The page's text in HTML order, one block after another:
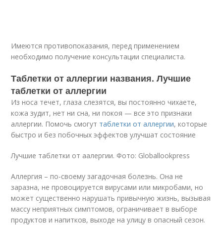
Имеются противопоказания, перед применением
необходимо получение консультации специалиста.
Таблетки от аллергии названия. Лучшие
таблетки от аллергии
Из носа течет, глаза слезятся, вы постоянно чихаете,
кожа зудит, нет ни сна, ни покоя — все это признаки
аллергии. Помочь смогут таблетки от аллергии, которые
быстро и без побочных эффектов улучшат состояние
Лучшие таблетки от аалергии. Фото: Globallookpress
Аллергия – по-своему загадочная болезнь. Она не
заразна, не провоцируется вирусами или микробами, но
может существенно нарушать привычную жизнь, вызывая
массу неприятных симптомов, ограничивает в выборе
продуктов и напитков, выходе на улицу в опасный сезон.